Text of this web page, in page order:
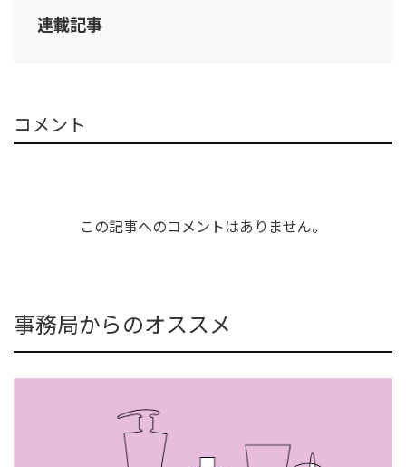
連載記事
コメント
この記事へのコメントはありません。
事務局からのオススメ